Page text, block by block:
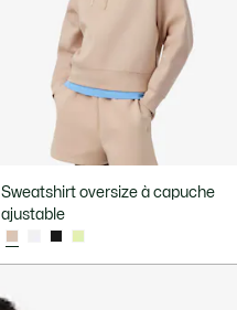
Sweatshirt oversize à capuche
ajustable